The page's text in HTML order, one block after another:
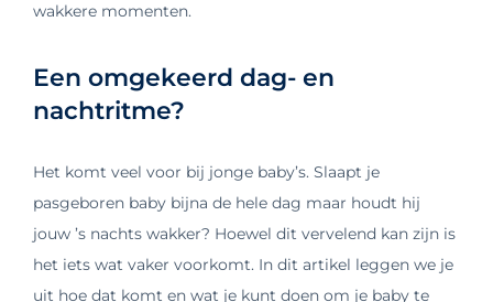
wakkere momenten.
Een omgekeerd dag- en
nachtritme?
Het komt veel voor bij jonge baby’s. Slaapt je
pasgeboren baby bijna de hele dag maar houdt hij
jouw ’s nachts wakker? Hoewel dit vervelend kan zijn is
het iets wat vaker voorkomt. In dit artikel leggen we je
uit hoe dat komt en wat je kunt doen om je baby te